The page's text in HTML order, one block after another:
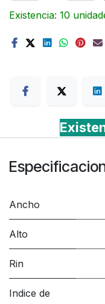
Existencia: 10
Ancho
Alto
Rin
Indice de